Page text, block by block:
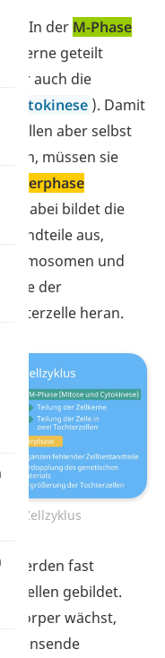
so: In der M-Phase
Kerne geteilt
auch die
Cytokinese ). Damit
Zellen aber selbst
müssen sie
Interphase
dabei bildet die
aus,
und
der
heran.
Zellzyklus
werden fast
Zellen gebildet.
Körper wächst,